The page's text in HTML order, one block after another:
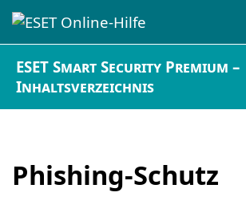
ESET Smart Security Premium –
Inhaltsverzeichnis
Phishing-Schutz